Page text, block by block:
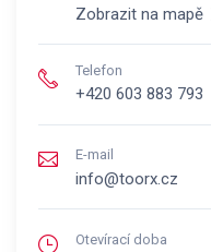
Zobrazit na mapě
Telefon
+420 603 883 793
E-mail
info@toorx.cz
Otevírací doba